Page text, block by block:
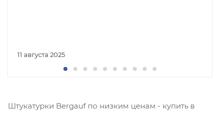
11 августа 2025
Штукатурки Bergauf по низким ценам - купить в